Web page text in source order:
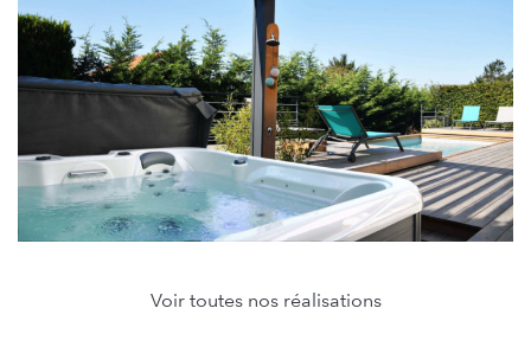
Voir toutes nos réalisations